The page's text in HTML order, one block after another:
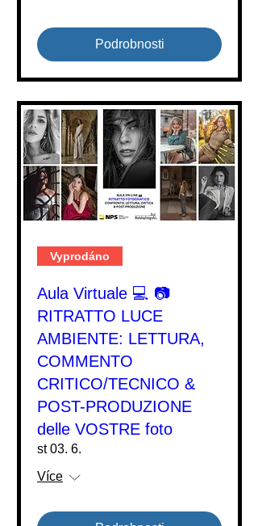
Podrobnosti
Vyprodáno
Aula Virtuale 💻 📷
RITRATTO LUCE
AMBIENTE: LETTURA,
COMMENTO
CRITICO/TECNICO &
POST-PRODUZIONE
delle VOSTRE foto
st 03. 6.
Více